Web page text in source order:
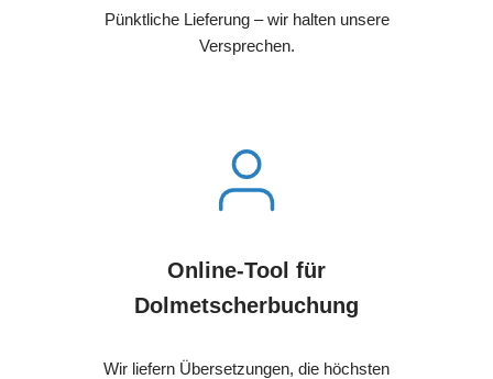
Pünktliche Lieferung – wir halten unsere
Versprechen.
Online-Tool für
Dolmetscherbuchung
Wir liefern Übersetzungen, die höchsten